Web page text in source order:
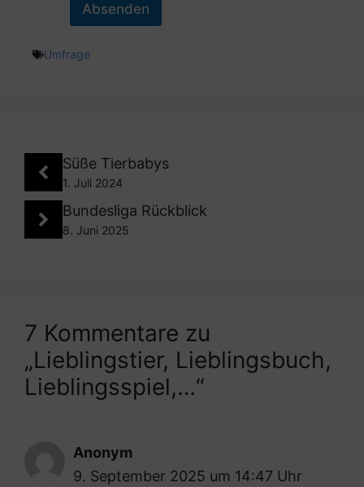
Absenden
Umfrage
Süße Tierbabys
1. Juli 2024
Bundesliga Rückblick
8. Juni 2025
7 Kommentare zu
„Lieblingstier, Lieblingsbuch,
Lieblingsspiel,…“
Anonym
9. September 2025 um 14:47 Uhr